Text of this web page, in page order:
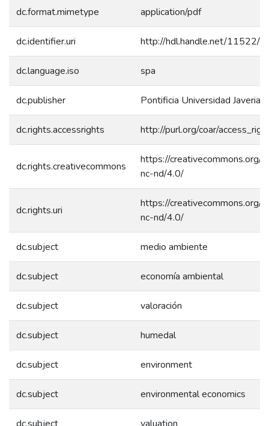
dc.format.mimetype application/pdf
dc.identifier.uri http://hdl.handle.net/11522/
dc.language.iso spa
dc.publisher Pontificia Universidad
dc.rights.accessrights http://purl.org/coar/
dc.rights.creativecommons
https://creativecommons.org/
nc-nd/4.0/
dc.rights.uri
https://creativecommons.org/
nc-nd/4.0/
dc.subject medio ambiente
dc.subject economía ambiental
dc.subject valoración
dc.subject humedal
dc.subject environment
dc.subject environmental economics